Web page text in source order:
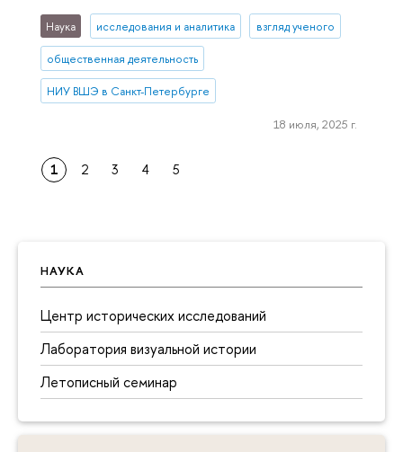
НАУКА
Центр исторических исследований
Лаборатория визуальной истории
Летописный семинар
Наука исследования и аналитика взгляд ученого
общественная деятельность
НИУ ВШЭ в Санкт-Петербурге
18 июля, 2025 г.
1 2 3 4 5